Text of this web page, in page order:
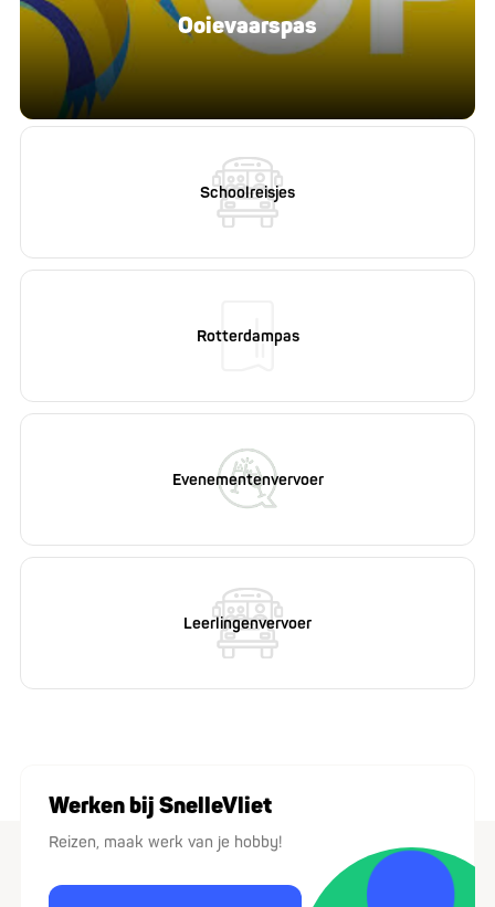
Ooievaarspas
Schoolreisjes
Rotterdampas
Eve­ne­men­ten­ver­voer
Leer­lin­gen­ver­voer
Werken bij SnelleVliet
Reizen, maak werk van je hobby!